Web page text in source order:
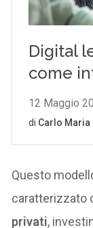
Questo
caratterizzato
privati,